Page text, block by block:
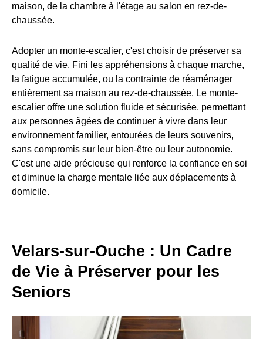
maison, de la chambre à l'étage au salon en rez-de-
chaussée.
Adopter un monte-escalier, c'est choisir de préserver sa
qualité de vie. Fini les appréhensions à chaque marche,
la fatigue accumulée, ou la contrainte de réaménager
entièrement sa maison au rez-de-chaussée. Le monte-
escalier offre une solution fluide et sécurisée, permettant
aux personnes âgées de continuer à vivre dans leur
environnement familier, entourées de leurs souvenirs,
sans compromis sur leur bien-être ou leur autonomie.
C'est une aide précieuse qui renforce la confiance en soi
et diminue la charge mentale liée aux déplacements à
domicile.
Velars-sur-Ouche : Un Cadre
de Vie à Préserver pour les
Seniors